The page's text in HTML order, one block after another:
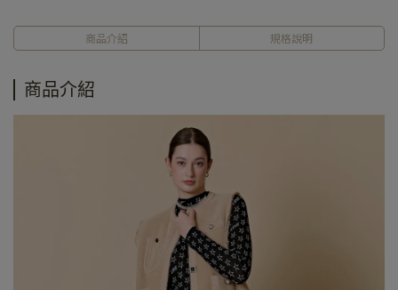
商品介紹 規格說明
商品介紹